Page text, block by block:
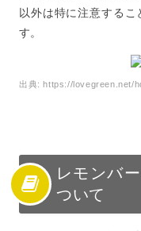
以外は特に注意する
す。
出典:https://lovegreen.net/
レモンバ
ついて